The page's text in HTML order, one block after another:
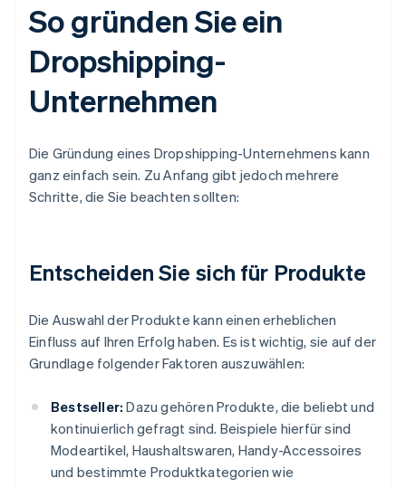
So gründen Sie ein
Dropshipping-
Unternehmen
Die Gründung eines Dropshipping-Unternehmens kann
ganz einfach sein. Zu Anfang gibt jedoch mehrere
Schritte, die Sie beachten sollten:
Entscheiden Sie sich für Produkte
Die Auswahl der Produkte kann einen erheblichen
Einfluss auf Ihren Erfolg haben. Es ist wichtig, sie auf der
Grundlage folgender Faktoren auszuwählen:
Bestseller: Dazu gehören Produkte, die beliebt und
kontinuierlich gefragt sind. Beispiele hierfür sind
Modeartikel, Haushaltswaren, Handy-Accessoires
und bestimmte Produktkategorien wie